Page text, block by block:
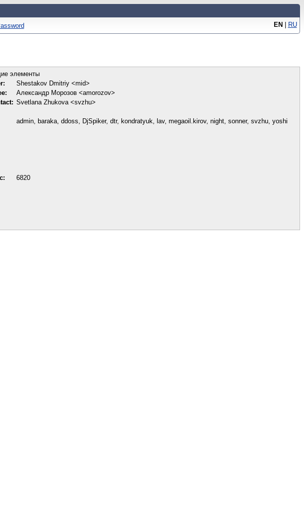
EN | RU
элементы
Shestakov Dmitriy <mid>
Александр Морозов <amorozov>
Svetlana Zhukova <svzhu>
admin, baraka, ddoss, DjSpiker, dtr, kondratyuk, lav, megaoil.kirov, night, sonner, svzhu, yoshi
6820